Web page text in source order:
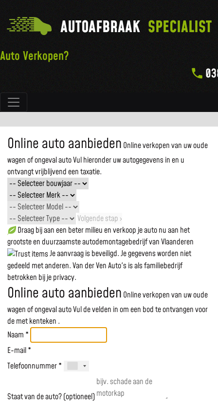
Hoofdnavigatie
AUTOAFBRAAK SPECIALIST
Auto Verkopen?
Online auto aanbieden Online verkopen van uw oude
wagen of ongeval autoVul hieronder uw autogegevens in en u
ontvangt vrijblijvend een taxatie.
Volgende stap ›
Draag bij aan een beter milieu en verkoop je auto nu aan het
grootste en duurzaamste autodemontagebedrijf van Vlaanderen
Je aanvraag is beveiligd. Je gegevens worden niet
gedeeld met anderen. Van der Ven Auto's is als familiebedrijf
betrokken bij je privacy.
Online auto aanbieden Online verkopen van uw oude
wagen of ongeval autoVul de velden in om een bod te ontvangen voor
demet kenteken .
Naam *
E-mail *
Telefoonnummer *
Staat van de auto? (optioneel)